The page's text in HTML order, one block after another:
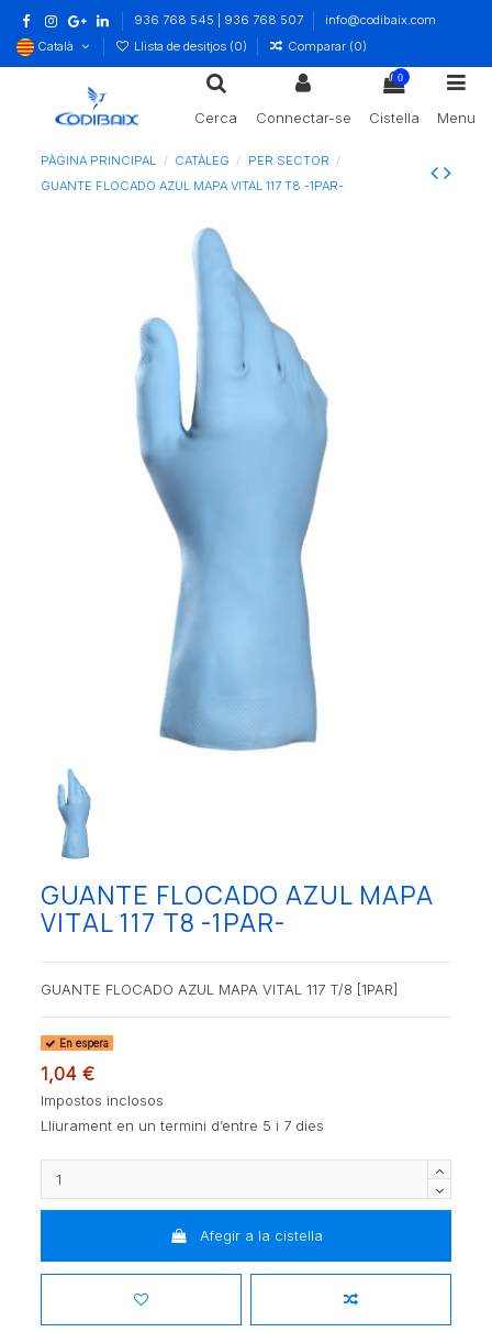
936 768 545 | 936 768 507
info@codibaix.com
Català
Llista de desitjos (0) Comparar (0)
Cerca Connectar-se
0
Cistella Menu
PÀGINA PRINCIPAL CATÀLEG
PER SECTOR
GUANTE FLOCADO AZUL MAPA VITAL 117 T8 -1PAR-
GUANTE FLOCADO AZUL MAPA
VITAL 117 T8 -1PAR-
GUANTE FLOCADO AZUL MAPA VITAL 117 T/8 [1PAR]
En espera
1,04 €
Impostos inclosos
Lliurament en un termini d’entre 5 i 7 dies
Afegir a la cistella